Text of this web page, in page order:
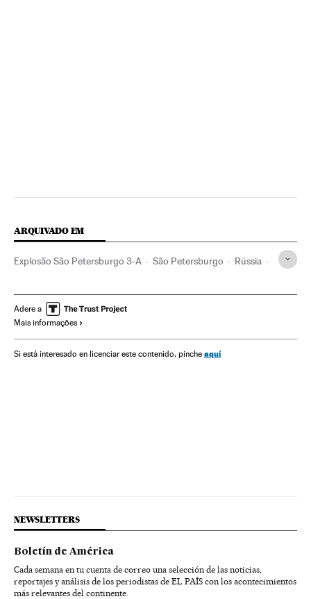
ARQUIVADO EM
Explosão São Petersburgo 3-A São Petersburgo Rússia
Acidentes Transporte urbano
Transporte ferroviário
Transporte Terrorismo
Adere a
Mais informações
Si está interesado en licenciar este contenido, pinche aquí
NEWSLETTERS
Boletín de América
Cada semana en tu cuenta de correo una selección de las noticias,
reportajes y análisis de los periodistas de EL PAÍS con los acontecimientos
más relevantes del continente.